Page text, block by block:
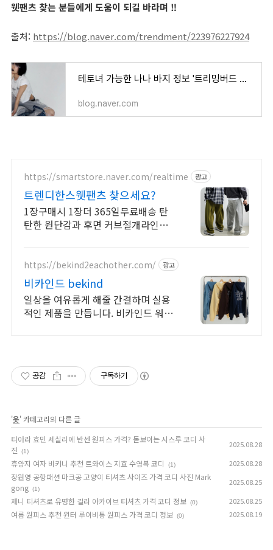
웻팬츠 찾는 분들에게 도움이 되길 바라며 ‼️
출처: https://blog.naver.com/trendment/223976227924
테토녀 가능한 나나 바지 정보 '트리밍버드 스웻팬츠' 가격 코디 정보 💖
blog.naver.com
https://smartstore.naver.com/realtime 광고
트렌디한스웻팬츠 찾으세요?
1장구매시 1장더 365일무료배송 탄
탄한 원단감과 후면 커브절개라인이
https://bekind2eachother.com/ 광고
비카인드 bekind
일상을 여유롭게 해줄 간결하며 실용
적인 제품을 만듭니다. 비카인드 워킹
공감 구독하기
'옷' 카테고리의 다른 글
티아라 효민 세실리에 반센 원피스 가격? 돋보이는 시스루 코디 사
진
(1)
2025.08.28
휴양지 여자 비키니 추천 트와이스 지효 수영복 코디 (1) 2025.08.28
장원영 공항패션 마크공 고양이 티셔츠 사이즈 가격 코디 사진 Mark
gong (1)
2025.08.25
제니 티셔츠로 유명한 길라 아카이브 티셔츠 가격 코디 정보 (0) 2025.08.25
여름 원피스 추천 윈터 루이비통 원피스 가격 코디 정보 (0) 2025.08.19